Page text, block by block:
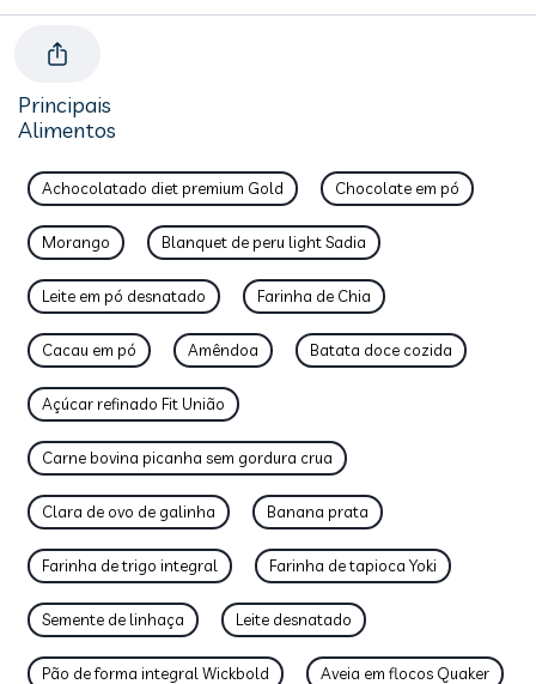
Principais
Alimentos
Achocolatado diet premium Gold Chocolate em pó
Morango Blanquet de peru light Sadia
Leite em pó desnatado Farinha de Chia
Cacau em pó Amêndoa Batata doce cozida
Açúcar refinado Fit União
Carne bovina picanha sem gordura crua
Clara de ovo de galinha Banana prata
Farinha de trigo integral Farinha de tapioca Yoki
Semente de linhaça Leite desnatado
Pão de forma integral Wickbold Aveia em flocos Quaker